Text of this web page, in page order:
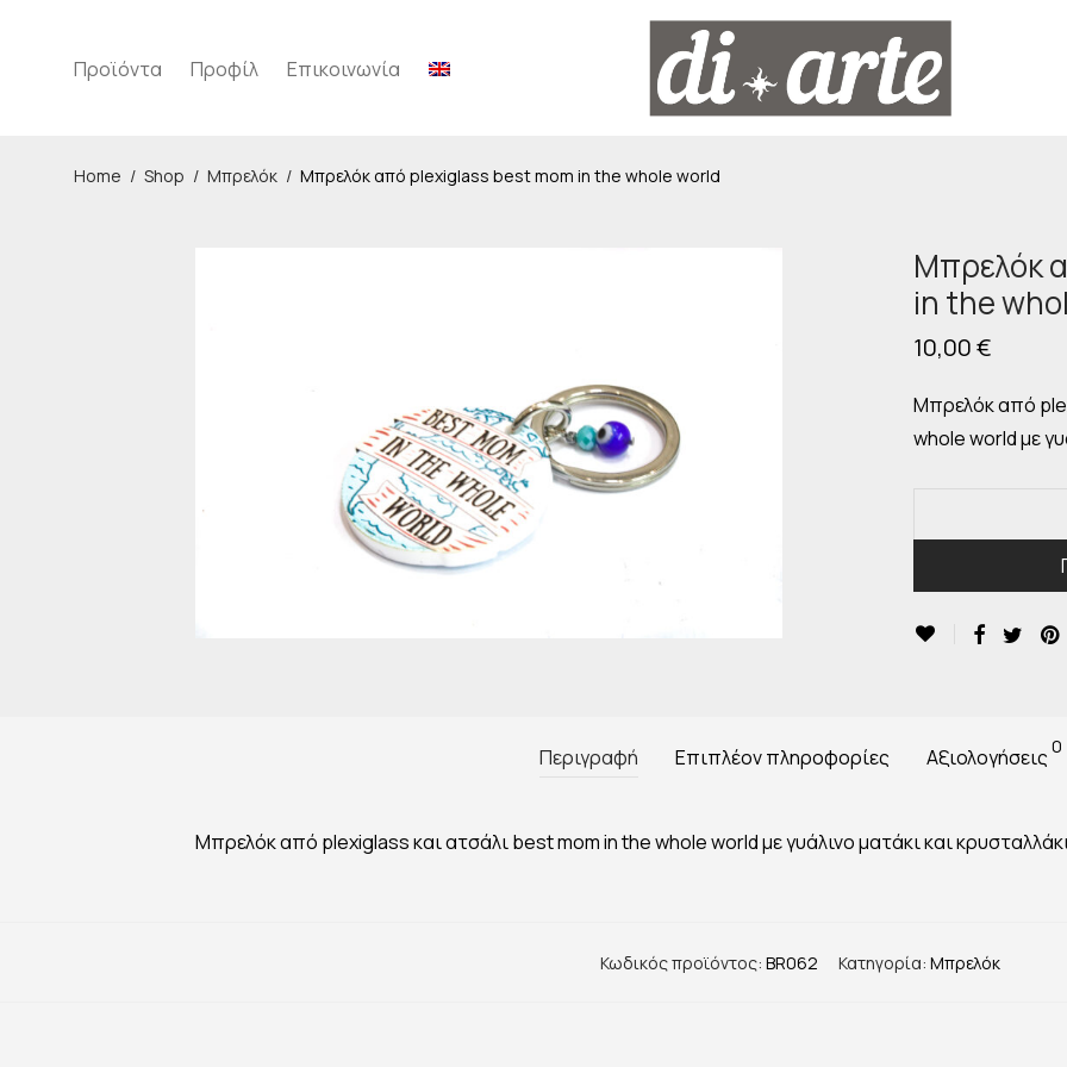
Προϊόντα Προφίλ Επικοινωνία
Home / Shop / Μπρελόκ / Μπρελόκ από plexiglass best mom in the whole world
Μπρελόκ
in the
10,00€
Μπρελόκ από
whole world με
Περιγραφή Επιπλέον πληροφορίες Αξιολογήσεις 0
Μπρελόκ από plexiglass και ατσάλι best mom in the whole world με γυάλινο ματάκι και
Κωδικός προϊόντος: BR062 Κατηγορία: Μπρελόκ